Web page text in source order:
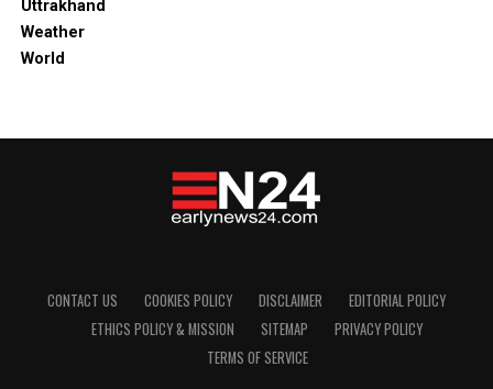
Uttrakhand
Weather
World
CONTACT US COOKIES POLICY DISCLAIMER
EDITORIAL POLICY
ETHICS POLICY & MISSION
SITEMAP
PRIVACY POLICY
TERMS OF SERVICE